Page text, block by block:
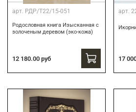
арт. РДР/Т22/15-051
Родословная книга Изысканная с
золоченым деревом (эко-кожа)
12 180.00 руб
арт.
17